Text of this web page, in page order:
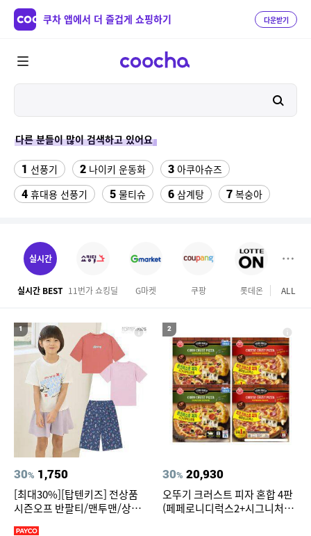
쿠차 앱에서 더 즐겁게 쇼핑하기 다운받기
다른 분들이 많이 검색하고 있어요
1 선풍기 2 나이키 운동화 3 아쿠아슈즈
4 휴대용 선풍기 5 물티슈 6 삼계탕 7 복숭아
11 미니 탁상용 선풍기
13 크록스
16 대용량 바디로션 17 에어컨 18 하이원 워터월드
여성용속옷브라탑 테프론 테이프
ALL
실시간
실시간 BEST 11번가 쇼킹딜 G마켓 쿠팡 롯데온 마이리
1
30% 1,750
[최대30%][탑텐키즈] 전상품
시즌오프 반팔티/맨투맨/상하
2
30% 20,930
오뚜기 크러스트 피자 혼합 4판
(페페로니디럭스2+시그니처익